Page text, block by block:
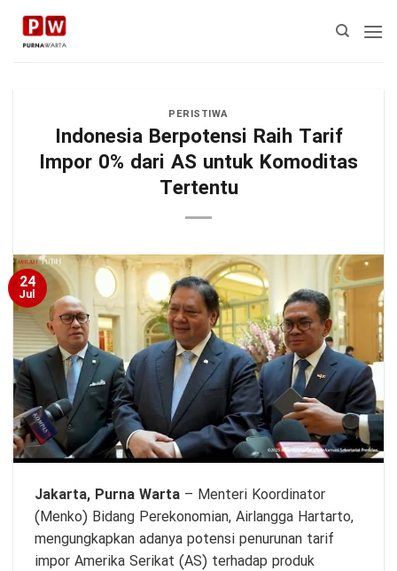
Skip
content
PERISTIWA
Indonesia Berpotensi Raih Tarif
Impor 0% dari AS untuk Komoditas
Tertentu
24
Jul
Jakarta, Purna Warta – Menteri Koordinator
(Menko) Bidang Perekonomian, Airlangga Hartarto,
mengungkapkan adanya potensi penurunan tarif
impor Amerika Serikat (AS) terhadap produk